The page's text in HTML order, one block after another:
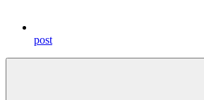
post